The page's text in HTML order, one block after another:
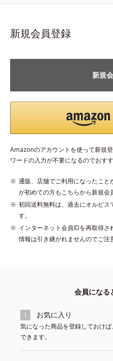
新規会員登録
新規
Amazonのアカウントを使って新規
ワードの入力が不要になるのでおすす
通販、店舗でご利用になったこ
が初めての方もこちらから新規会
初回送料無料は、過去にオルビス
す。
インターネット会員IDを再取得
情報は引き継がれませんのでご注
会員になる
1 お気に入り
気になった商品を登録しておけ
できます。